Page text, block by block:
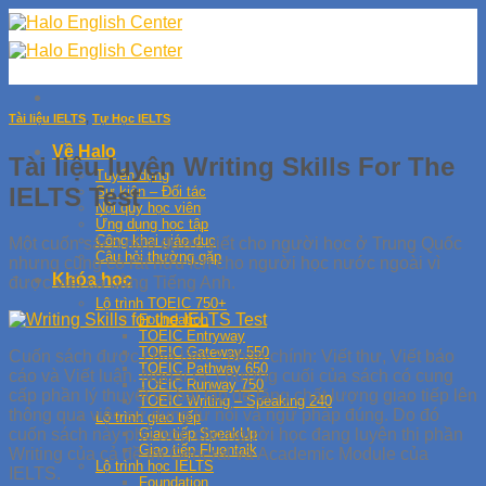
Skip
to
content
Về Halo
Tuyển dụng
Sự kiện – Đối tác
Nội quy học viên
Ứng dụng học tập
Công khai giáo dục
Câu hỏi thường gặp
Khóa học
Lộ trình TOEIC 750+
Foundation
TOEIC Entryway
TOEIC Gateway 550
TOEIC Pathway 650
TOEIC Runway 750
TOEIC Writing – Speaking 240
Lộ trình giao tiếp
Giao tiếp SpeakUp
Giao tiếp Fluentalk
Lộ trình học IELTS
Foundation
Tài liệu IELTS, Tự Học IELTS
Tài liệu luyện Writing Skills For The
IELTS Test
Một cuốn sách nữa được viết cho người học ở Trung Quốc
nhưng cũng có rất hữu ích cho người học nước ngoài vì
được viết cả bằng Tiếng Anh.
Cuốn sách được chia làm 3 phần chính: Viết thư, Viết báo
cáo và Viết luận. Ngoài ra, chương cuối của sách có cung
cấp phần lý thuyết và bài tập để tăng chất lượng giao tiếp lên
thông qua việc sử dụng từ nối và ngữ pháp đúng. Do đó
cuốn sách này phù hợp cho người học đang luyện thi phần
Writing của cả đề thi General và Academic Module của
IELTS.